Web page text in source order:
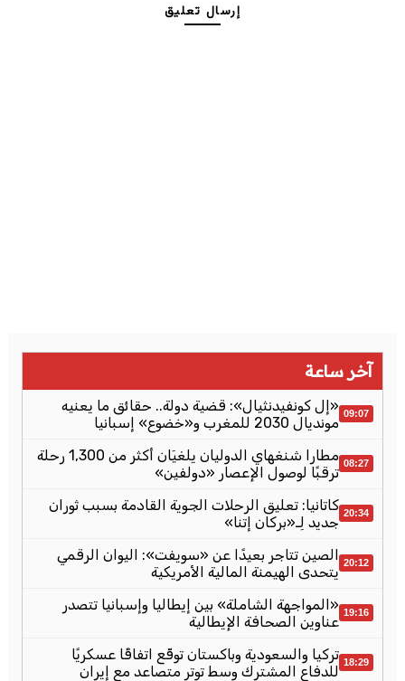
إرسال تعليق
آخر ساعة
09:07 «إل كونفيدنثيال»: قضية دولة.. حقائق ما يعنيه
مونديال 2030 للمغرب و«خضوع» إسبانيا
08:27
مطارا شنغهاي الدوليان يلغيَان أكثر من 1,300 رحلة
ترقبًا لوصول الإعصار «دولفين»
20:34 كاتانيا: تعليق الرحلات الجوية القادمة بسبب ثوران
جديد لِـ«بركان إتنا»
20:12 الصين تتاجر بعيدًا عن «سويفت»: اليوان الرقمي
يتحدى الهيمنة المالية الأمريكية
19:16 «المواجهة الشاملة» بين إيطاليا وإسبانيا تتصدر
عناوين الصحافة الإيطالية
18:29 تركيا والسعودية وباكستان توقّع اتفاقًا عسكريًا
للدفاع المشترك وسط توتر متصاعد مع إيران